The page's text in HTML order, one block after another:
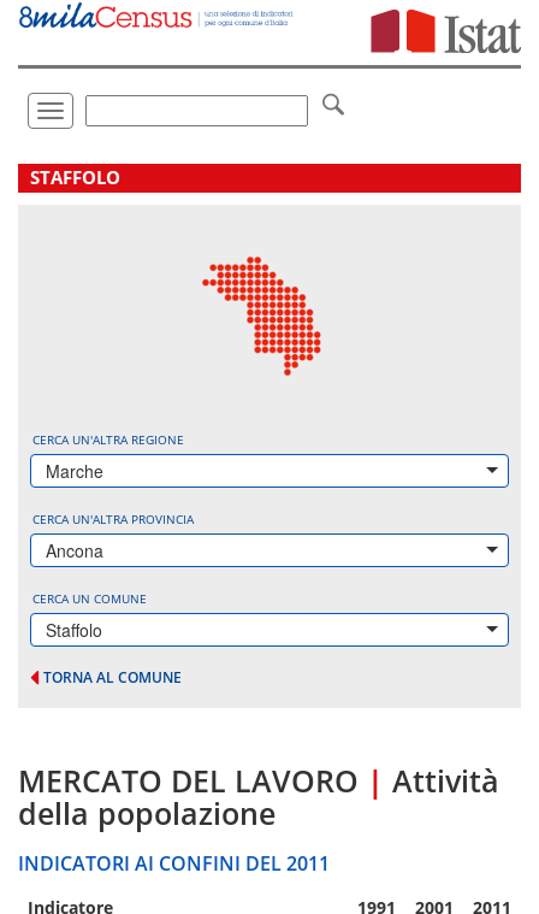
Vai
direttamente
Toggle
navigation
.
STAFFOLO
CERCA UN'ALTRA REGIONE
Marche
CERCA UN'ALTRA PROVINCIA
Ancona
CERCA UN COMUNE
Staffolo
TORNA AL COMUNE
MERCATO DEL LAVORO | Attività
della popolazione
INDICATORI AI CONFINI DEL 2011
Indicatore 1991 2001 2011